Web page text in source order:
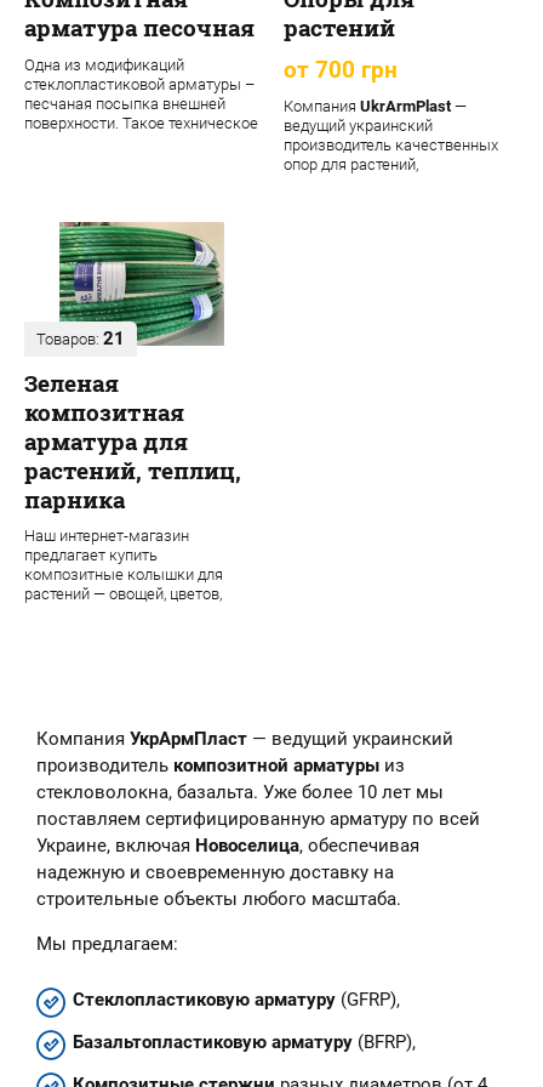
арматура песочная
Одна из модификаций
стеклопластиковой арматуры –
песчаная посыпка внешней
поверхности. Такое техническое
растений
от 700 грн
Компания UkrArmPlast—
ведущий украинский
производитель качественных
опор для растений,
Товаров: 21
Зеленая
композитная
арматура для
растений, теплиц,
парника
Наш интернет-магазин
предлагает купить
композитные колышки для
растений — овощей, цветов,
Компания УкрАрмПласт — ведущий украинский
производитель композитной арматуры из
стекловолокна, базальта. Уже более 10 лет мы
поставляем сертифицированную арматуру по всей
Украине, включая Новоселица, обеспечивая
надежную и своевременную доставку на
строительные объекты любого масштаба.
Мы предлагаем:
Стеклопластиковую арматуру (GFRP),
Базальтопластиковую арматуру (BFRP),